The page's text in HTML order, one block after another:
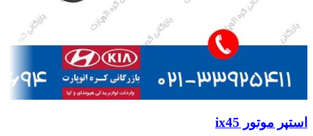
استپر موتور ix45